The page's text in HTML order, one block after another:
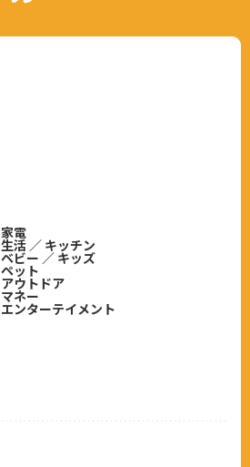
家電
生活 ／ キッチン
ベビー ／ キッズ
ペット
アウトドア
マネー
エンターテイメント